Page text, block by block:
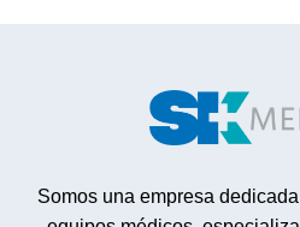
Somos una empresa